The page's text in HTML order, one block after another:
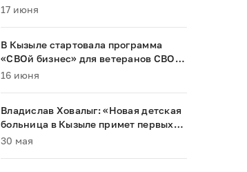
реконструкция
17 июня
В Кызыле стартовала программа
«СВОй бизнес» для ветеранов СВО и
их семей
16 июня
Владислав Ховалыг: «Новая детская
больница в Кызыле примет первых
пациентов в 2028 году»
30 мая